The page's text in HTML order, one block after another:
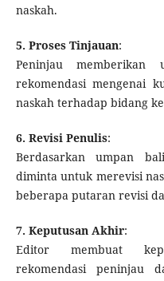
naskah.
5. Proses Tinjauan:
Peninjau
rekomendasi mengenai
naskah terhadap bidang
6. Revisi Penulis:
Berdasarkan umpan
diminta untuk merevisi
beberapa putaran revisi
7. Keputusan Akhir:
Editor membuat
rekomendasi peninjau